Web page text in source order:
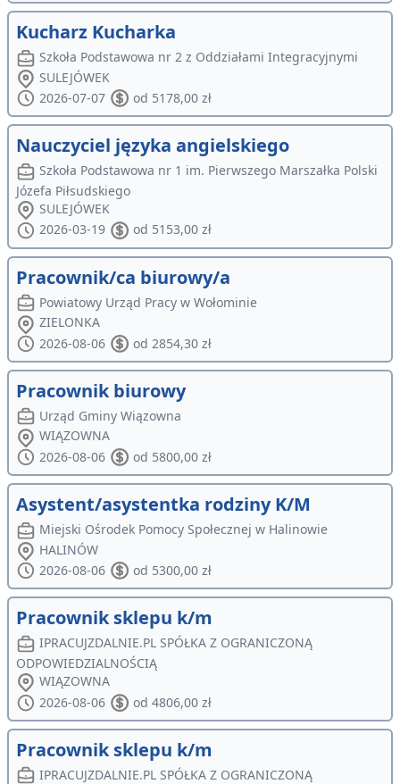
Kucharz Kucharka
Szkoła Podstawowa nr 2 z Oddziałami Integracyjnymi
SULEJÓWEK
2026-07-07
od 5178,00 zł
Nauczyciel języka angielskiego
Szkoła Podstawowa nr 1 im. Pierwszego Marszałka Polski
Józefa Piłsudskiego
SULEJÓWEK
2026-03-19
od 5153,00 zł
Pracownik/ca biurowy/a
Powiatowy Urząd Pracy w Wołominie
ZIELONKA
2026-08-06
od 2854,30 zł
Pracownik biurowy
Urząd Gminy Wiązowna
WIĄZOWNA
2026-08-06
od 5800,00 zł
Asystent/asystentka rodziny K/M
Miejski Ośrodek Pomocy Społecznej w Halinowie
HALINÓW
2026-08-06
od 5300,00 zł
Pracownik sklepu k/m
IPRACUJZDALNIE.PL SPÓŁKA Z OGRANICZONĄ
ODPOWIEDZIALNOŚCIĄ
WIĄZOWNA
2026-08-06
od 4806,00 zł
Pracownik sklepu k/m
IPRACUJZDALNIE.PL SPÓŁKA Z OGRANICZONĄ